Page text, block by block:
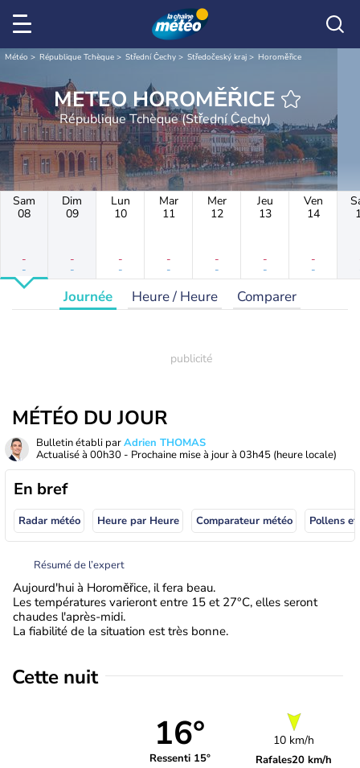
Météo République Tchèque Střední Čechy Středočeský kraj Horoměřice
METEO HOROMĚŘICE
République Tchèque (Střední Čechy)
Sam
08
-
-
Dim
09
-
-
Lun
10
-
-
Mar
11
-
-
Mer
12
-
-
Jeu
13
-
-
Ven
14
-
-
Journée Heure / Heure Comparer
MÉTÉO DU JOUR
Bulletin établi parAdrien THOMAS
Actualisé à 00h30 - Prochaine mise à jour à 03h45 (heure locale)
En bref
Radar météo Heure par Heure Comparateur météo Pollens
Résumé de l’expert
Aujourd'hui à Horoměřice, il fera beau.
Les températures varieront entre 15 et 27°C, elles seront
chaudes l'après-midi.
La fiabilité de la situation est très bonne.
Cette nuit
16°
Ressenti 15°
10 km/h
Rafales20 km/h